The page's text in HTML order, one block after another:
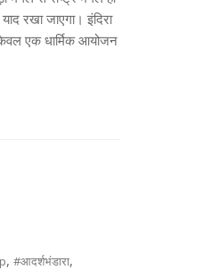
रखा जाएगा। इंदिरा
एक धार्मिक आयोजन
, #आदर्शभंडारा,